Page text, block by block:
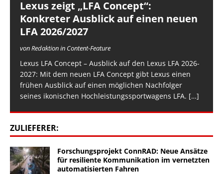
Lexus zeigt „LFA Concept“:
Konkreter Ausblick auf einen neuen
LFA 2026/2027
von Redaktion in Content-Feature
Lexus LFA Concept – Ausblick auf den Lexus LFA 2026-
2027: Mit dem neuen LFA Concept gibt Lexus einen
frühen Ausblick auf einen möglichen Nachfolger
seines ikonischen Hochleistungssportwagens LFA. […]
ZULIEFERER:
Forschungsprojekt ConnRAD: Neue Ansätze
für resiliente Kommunikation im vernetzten
automatisierten Fahren